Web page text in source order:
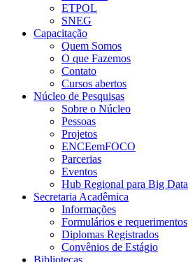
ETPOL
SNEG
Capacitação
Quem Somos
O que Fazemos
Contato
Cursos abertos
Núcleo de Pesquisas
Sobre o Núcleo
Pessoas
Projetos
ENCEemFOCO
Parcerias
Eventos
Hub Regional para Big Data
Secretaria Acadêmica
Informações
Formulários e requerimentos
Diplomas Registrados
Convênios de Estágio
Bibliotecas